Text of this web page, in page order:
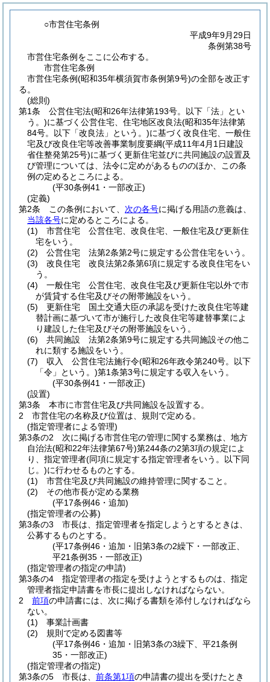
○市営住宅条例
平成9年9月29日
条例第38号
市営住宅条例をここに公布する。
市営住宅条例
市営住宅条例(昭和35年横須賀市条例第9号)の全部を改正す
る。
(総則)
第1条
公営住宅法(昭和26年法律第193号。以下「法」とい
う。)に基づく公営住宅、住宅地区改良法(昭和35年法律第
84号。以下「改良法」という。)に基づく改良住宅、一般住
宅及び改良住宅等改善事業制度要綱(平成11年4月1日建設
省住整発第25号)に基づく更新住宅並びに共同施設の設置及
び管理については、法令に定めがあるもののほか、この条
例の定めるところによる。
(平30条例41・一部改正)
(定義)
第2条
この条例において、 次の各号に掲げる用語の意義は、
当該各号に定めるところによる。
(1)
市営住宅 公営住宅、改良住宅、一般住宅及び更新住
宅をいう。
(2)
公営住宅 法第2条第2号に規定する公営住宅をいう。
(3)
改良住宅 改良法第2条第6項に規定する改良住宅をい
う。
(4)
一般住宅 公営住宅、改良住宅及び更新住宅以外で市
が賃貸する住宅及びその附帯施設をいう。
(5)
更新住宅 国土交通大臣の承認を受けた改良住宅等建
替計画に基づいて市が施行した改良住宅等建替事業によ
り建設した住宅及びその附帯施設をいう。
(6)
共同施設 法第2条第9号に規定する共同施設その他こ
れに類する施設をいう。
(7)
収入 公営住宅法施行令(昭和26年政令第240号。以下
「令」という。)第1条第3号に規定する収入をいう。
(平30条例41・一部改正)
(設置)
第3条
本市に市営住宅及び共同施設を設置する。
2
市営住宅の名称及び位置は、規則で定める。
(指定管理者による管理)
第3条の2
次に掲げる市営住宅の管理に関する業務は、地方
自治法(昭和22年法律第67号)第244条の2第3項の規定によ
り、指定管理者(同項に規定する指定管理者をいう。以下同
じ。)に行わせるものとする。
(1)
市営住宅及び共同施設の維持管理に関すること。
(2)
その他市長が定める業務
(平17条例46・追加)
(指定管理者の公募)
第3条の3
市長は、指定管理者を指定しようとするときは、
公募するものとする。
(平17条例46・追加・旧第3条の2繰下・一部改正、
平21条例35・一部改正)
(指定管理者の指定の申請)
第3条の4
指定管理者の指定を受けようとするものは、指定
管理者指定申請書を市長に提出しなければならない。
2
前項の申請書には、次に掲げる書類を添付しなければなら
ない。
(1)
事業計画書
(2)
規則で定める図書等
(平17条例46・追加・旧第3条の3繰下、平21条例
35・一部改正)
(指定管理者の指定)
第3条の5
市長は、 前条第1項の申請書の提出を受けたとき